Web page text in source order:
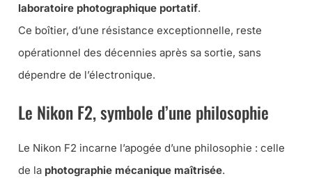
laboratoire photographique portatif.
Ce boîtier, d’une résistance exceptionnelle, reste
opérationnel des décennies après sa sortie, sans
dépendre de l’électronique.
Le Nikon F2, symbole d’une philosophie
Le Nikon F2 incarne l’apogée d’une philosophie : celle
de la photographie mécanique maîtrisée.